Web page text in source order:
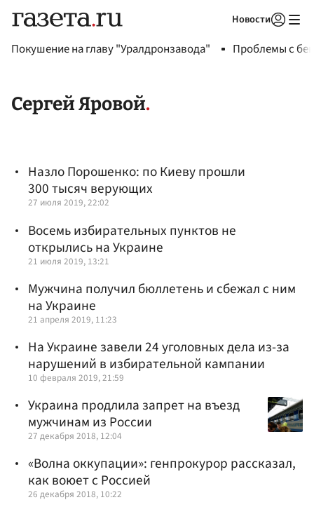
Новости
Покушение на главу "Уралдронзавода" Проблемы с
Сергей Яровой
Назло Порошенко: по Киеву прошли
300 тысяч верующих
27 июля 2019, 22:02
Восемь избирательных пунктов не
открылись на Украине
21 июля 2019, 13:21
Мужчина получил бюллетень и сбежал с ним
на Украине
21 апреля 2019, 11:23
На Украине завели 24 уголовных дела из-за
нарушений в избирательной кампании
10 февраля 2019, 21:59
Украина продлила запрет на въезд
мужчинам из России
27 декабря 2018, 12:04
«Волна оккупации»: генпрокурор рассказал,
как воюет с Россией
26 декабря 2018, 10:22